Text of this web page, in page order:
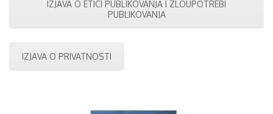
IZJAVA O ETICI PUBLIKOVANJA I ZLOUPOTREBI
PUBLIKOVANJA
IZJAVA O PRIVATNOSTI